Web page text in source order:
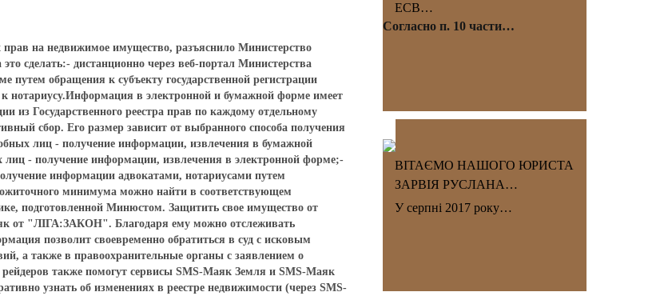
прав на недвижимое имущество, разъяснило Министерство
сделать:- дистанционно через веб-портал Министерства
обращения к субъекту государственной регистрации
нотариусу.Информация в электронной и бумажной форме имеет
из Государственного реестра прав по каждому отдельному
сбор. Его размер зависит от выбранного способа получения
лиц - получение информации, извлечения в бумажной
- получение информации, извлечения в электронной форме;-
информации адвокатами, нотариусами путем
минимума можно найти в соответствующем
подготовленной Минюстом. Защитить свое имущество от
от "ЛІГА:ЗАКОН". Благодаря ему можно отслеживать
позволит своевременно обратиться в суд с исковым
а также в правоохранительные органы с заявлением о
также помогут сервисы SMS-Маяк Земля и SMS-Маяк
узнать об изменениях в реестре недвижимости (через SMS-
ЕСВ…
Согласно п. 10 части…
ВІТАЄМО НАШОГО ЮРИСТА
ЗАРВІЯ РУСЛАНА…
У серпні 2017 року…